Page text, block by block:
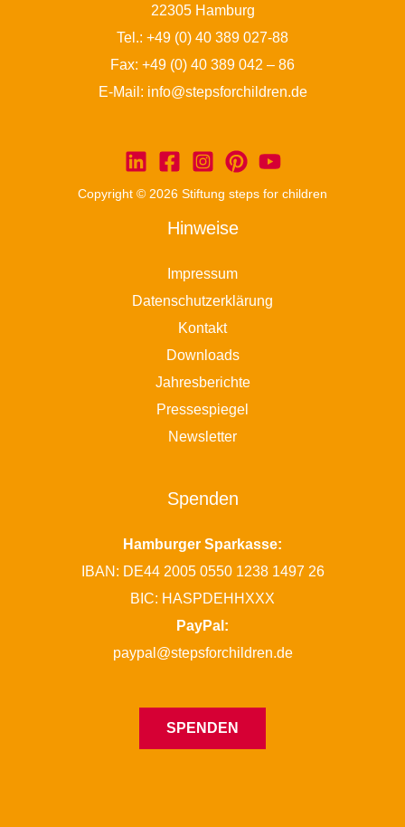
22305 Hamburg
Tel.: +49 (0) 40 389 027-88
Fax: +49 (0) 40 389 042 – 86
E-Mail: info@stepsforchildren.de
Copyright © 2026 Stiftung steps for children
Hinweise
Impressum
Datenschutzerklärung
Kontakt
Downloads
Jahresberichte
Pressespiegel
Newsletter
Spenden
Hamburger Sparkasse:
IBAN: DE44 2005 0550 1238 1497 26
BIC: HASPDEHHXXX
PayPal:
paypal@stepsforchildren.de
SPENDEN